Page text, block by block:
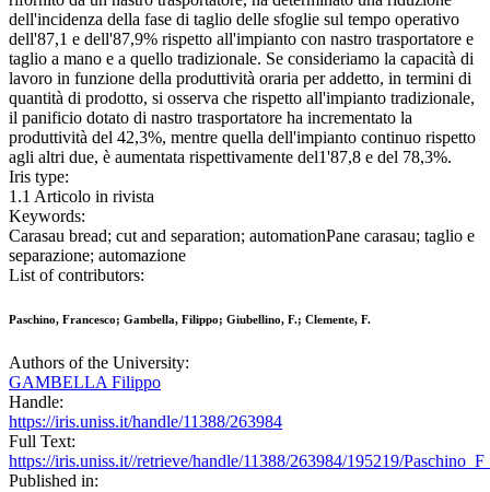
dell'incidenza della fase di taglio delle sfoglie sul tempo operativo
dell'87,1 e dell'87,9% rispetto all'impianto con nastro trasportatore e
taglio a mano e a quello tradizionale. Se consideriamo la capacità di
lavoro in funzione della produttività oraria per addetto, in termini di
quantità di prodotto, si osserva che rispetto all'impianto tradizionale,
il panificio dotato di nastro trasportatore ha incrementato la
produttività del 42,3%, mentre quella dell'impianto continuo rispetto
agli altri due, è aumentata rispettivamente del1'87,8 e del 78,3%.
Iris type:
1.1 Articolo in rivista
Keywords:
Carasau bread; cut and separation; automationPane carasau; taglio e
separazione; automazione
List of contributors:
Paschino, Francesco; Gambella, Filippo; Giubellino, F.; Clemente, F.
Authors of the University:
GAMBELLA Filippo
Handle:
https://iris.uniss.it/handle/11388/263984
Full Text:
https://iris.uniss.it//retrieve/handle/11388/263984/195219/
Published in: